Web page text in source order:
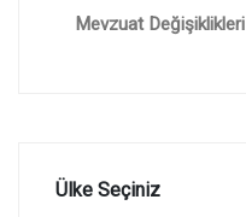
Mevzuat Değişiklikleri
Ülke Seçiniz